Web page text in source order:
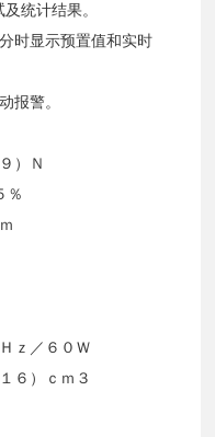
统计结果。
时显示预置值和实时
报警。
．９）Ｎ
％
／６０Ｗ
）ｃｍ３